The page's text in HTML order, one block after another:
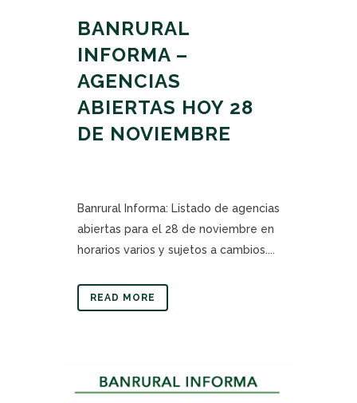
BANRURAL
INFORMA –
AGENCIAS
ABIERTAS HOY 28
DE NOVIEMBRE
Banrural Informa: Listado de agencias
abiertas para el 28 de noviembre en
horarios varios y sujetos a cambios....
READ MORE